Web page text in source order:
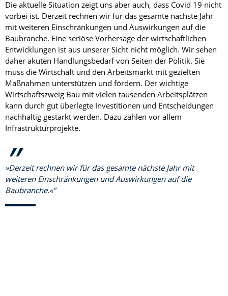
Die aktuelle Situation zeigt uns aber auch, dass Covid 19 nicht
vorbei ist. Derzeit rechnen wir für das gesamte nächste Jahr
mit weiteren Einschränkungen und Auswirkungen auf die
Baubranche. Eine seriöse Vorhersage der wirtschaftlichen
Entwicklungen ist aus unserer Sicht nicht möglich. Wir sehen
daher akuten Handlungsbedarf von Seiten der Politik. Sie
muss die Wirtschaft und den Arbeitsmarkt mit gezielten
Maßnahmen unterstützen und fördern. Der wichtige
Wirtschaftszweig Bau mit vielen tausenden Arbeitsplätzen
kann durch gut überlegte Investitionen und Entscheidungen
nachhaltig gestärkt werden. Dazu zählen vor allem
Infrastruktur­projekte.
»Derzeit rechnen wir für das gesamte nächste Jahr mit
weiteren Einschränkungen und Auswirkungen auf die
Baubranche.«